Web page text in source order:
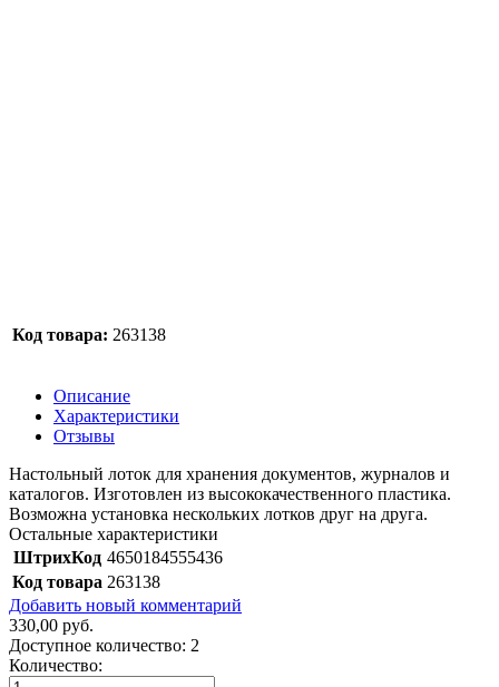
Код товара: 263138
Описание
Характеристики
Отзывы
Настольный лоток для хранения документов, журналов и
каталогов. Изготовлен из высококачественного пластика.
Возможна установка нескольких лотков друг на друга.
Остальные характеристики
ШтрихКод 4650184555436
Код товара 263138
Добавить новый комментарий
330,00 руб.
Доступное количество: 2
Количество: